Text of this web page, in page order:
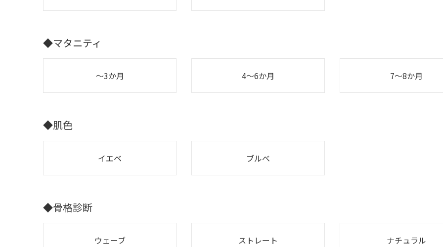
◆マタニティ
～3か月 4～6か月 7～8か月
◆肌色
イエベ ブルべ
◆骨格診断
ウェーブ ストレート ナチュラル